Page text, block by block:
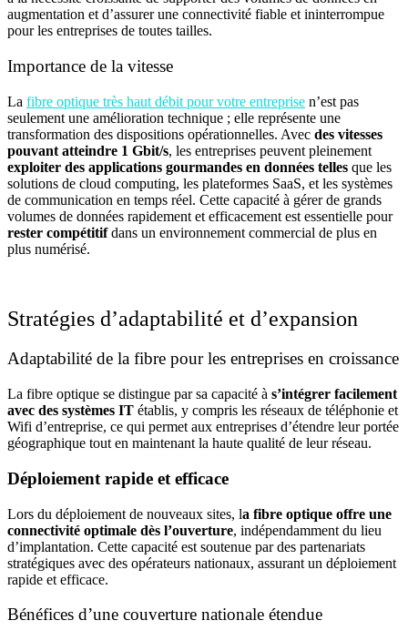
augmentation et d’assurer une connectivité fiable et ininterrompue
pour les entreprises de toutes tailles.
Importance de la vitesse
La fibre optique très haut débit pour votre entreprise n’est pas
seulement une amélioration technique ; elle représente une
transformation des dispositions opérationnelles. Avec des vitesses
pouvant atteindre 1 Gbit/s, les entreprises peuvent pleinement
exploiter des applications gourmandes en données telles que les
solutions de cloud computing, les plateformes SaaS, et les systèmes
de communication en temps réel. Cette capacité à gérer de grands
volumes de données rapidement et efficacement est essentielle pour
rester compétitifdans un environnement commercial de plus en
plus numérisé.
Stratégies d’adaptabilité et d’expansion
Adaptabilité de la fibre pour les entreprises en croissance
La fibre optique se distingue par sa capacité à s’intégrer facilement
avec des systèmes IT établis, y compris les réseaux de téléphonie et
Wifi d’entreprise, ce qui permet aux entreprises d’étendre leur portée
géographique tout en maintenant la haute qualité de leur réseau.
Déploiement rapide et efficace
Lors du déploiement de nouveaux sites, la fibre optique offre une
connectivité optimale dès l’ouverture, indépendamment du lieu
d’implantation. Cette capacité est soutenue par des partenariats
stratégiques avec des opérateurs nationaux, assurant un déploiement
rapide et efficace.
Bénéfices d’une couverture nationale étendue